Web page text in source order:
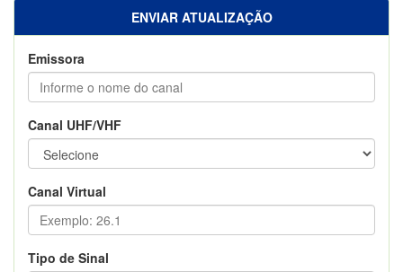
ENVIAR ATUALIZAÇÃO
Emissora
Canal UHF/VHF
Canal Virtual
Tipo de Sinal